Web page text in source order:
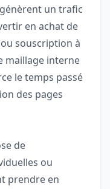
un trafic
en achat de
souscription à
maillage interne
le temps passé
des pages
de
ou
prendre en